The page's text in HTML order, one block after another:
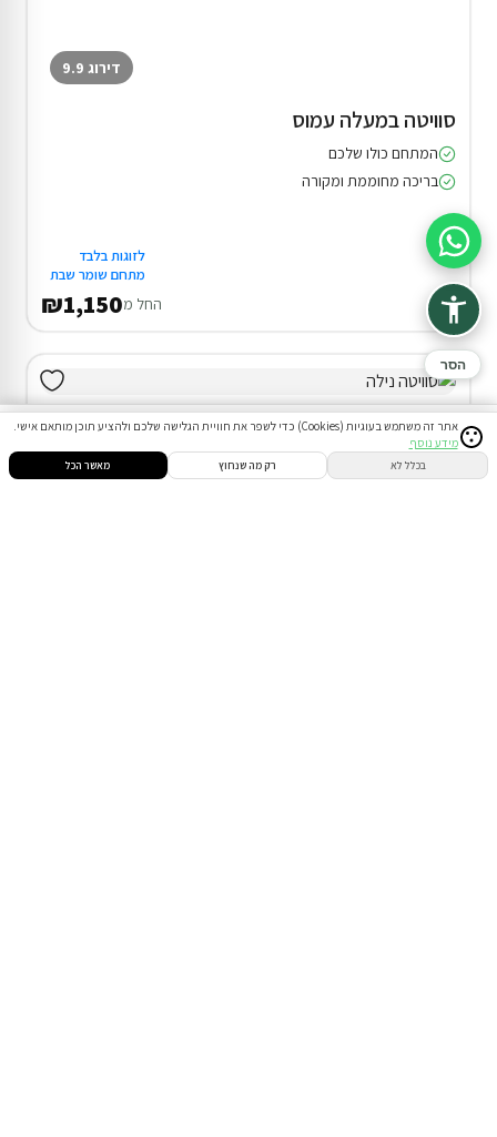
הזמנות הודעות התחבר
דירוג 9.9
סוויטה במעלה עמוס
המתחם כולו שלכם
בריכה מחוממת ומקורה
לזוגות בלבד
מתחם שומר שבת
החל מ₪1,150
אתר זה משתמש בעוגיות (Cookies) כדי לשפר את חוויית הגלישה שלכם ולהציע תוכן מותאם אישי.
מידע נוסף
בכלל לא רק מה שנחוץ מאשר הכל
סיוע בהזמנה
הסר